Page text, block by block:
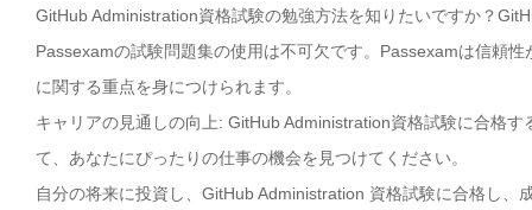
GitHub Administration資格試験の勉強方法を知りたいですか？
Passexamの試験問題集の使用は不可欠です。Passexamは信頼
に関する重点を身につけられます。
キャリアの見通しの向上: GitHub Administration資格試験に合格
て、あなたにぴったりの仕事の機会を見つけてください。
自分の将来に投資し、GitHub Administration 資格試験に合格し、